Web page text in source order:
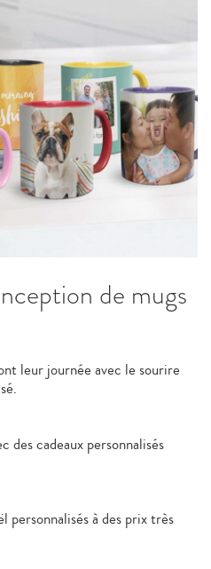
de mugs
leur journée avec le sourire
des cadeaux personnalisés
personnalisés à des prix très